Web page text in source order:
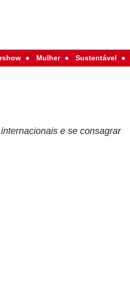
Mulher Sustentável
e se consagrar